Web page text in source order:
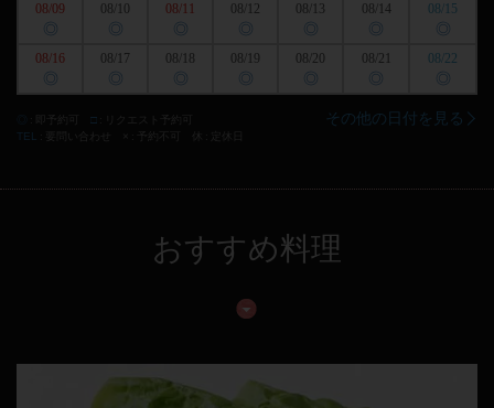
08/09
◎ ◎
08/11
◎
08/12
◎
08/13
◎
08/14
◎
08/15
◎
08/16
◎
08/17
◎ ◎
08/19
◎
08/20
◎
08/21
◎
08/22
◎
□
TEL
要問い合わせ 休 定休日
その他の日付を見る
おすすめ料理